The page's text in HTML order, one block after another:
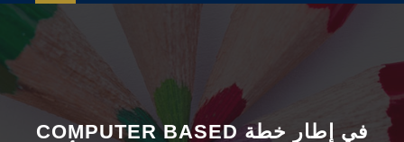
نظام البكالوريوس
COMPUTER BASED في إطار خطة